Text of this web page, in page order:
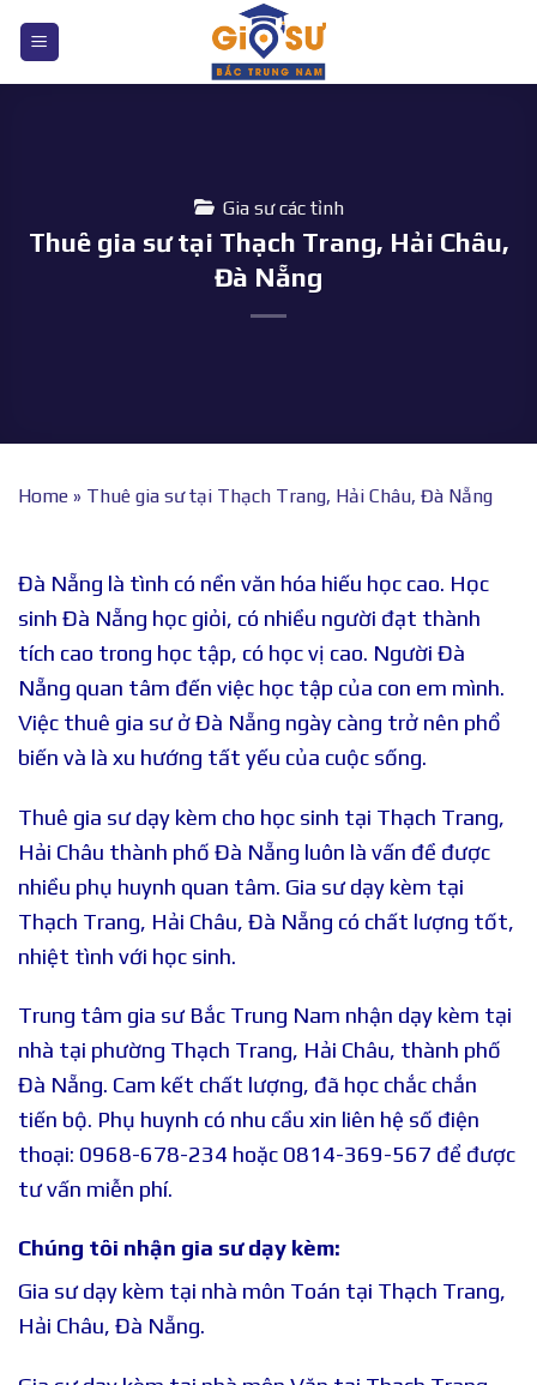
nội
Gia sư các tỉnh
Thuê gia sư tại Thạch Trang, Hải Châu,
Đà Nẵng
Home » Thuê gia sư tại Thạch Trang, Hải Châu, Đà Nẵng
Đà Nẵng là tình có nền văn hóa hiếu học cao. Học
sinh Đà Nẵng học giỏi, có nhiều người đạt thành
tích cao trong học tập, có học vị cao. Người Đà
Nẵng quan tâm đến việc học tập của con em mình.
Việc thuê gia sư ở Đà Nẵng ngày càng trở nên phổ
biến và là xu hướng tất yếu của cuộc sống.
Thuê gia sư dạy kèm cho học sinh tại Thạch Trang,
Hải Châu thành phố Đà Nẵng luôn là vấn đề được
nhiều phụ huynh quan tâm. Gia sư dạy kèm tại
Thạch Trang, Hải Châu, Đà Nẵng có chất lượng tốt,
nhiệt tình với học sinh.
Trung tâm gia sư Bắc Trung Nam nhận dạy kèm tại
nhà tại phường Thạch Trang, Hải Châu, thành phố
Đà Nẵng. Cam kết chất lượng, đã học chắc chắn
tiến bộ. Phụ huynh có nhu cầu xin liên hệ số điện
thoại: 0968-678-234 hoặc 0814-369-567 để được
tư vấn miễn phí.
Chúng tôi nhận gia sư dạy kèm:
Gia sư dạy kèm tại nhà môn Toán tại Thạch Trang,
Hải Châu, Đà Nẵng.